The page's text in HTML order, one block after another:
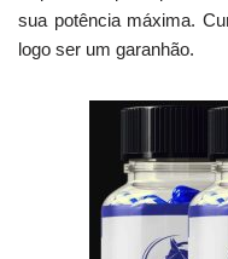
sua potência máxima.
logo ser um garanhão.